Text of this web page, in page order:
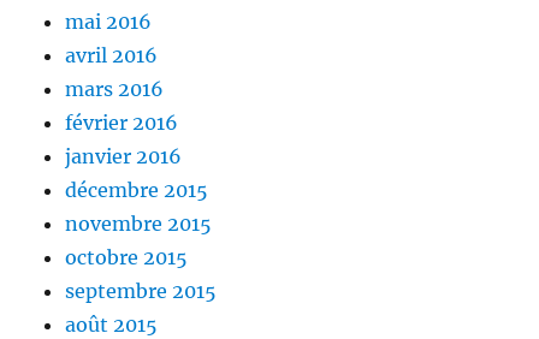
mai 2016
avril 2016
mars 2016
février 2016
janvier 2016
décembre 2015
novembre 2015
octobre 2015
septembre 2015
août 2015